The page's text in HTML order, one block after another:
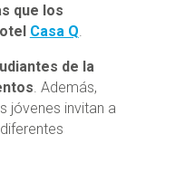
que los
Casa Q.
de la
. Además,
jóvenes invitan a